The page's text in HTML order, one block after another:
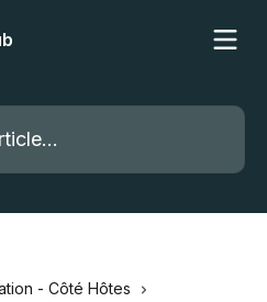
- Côté Hôtes